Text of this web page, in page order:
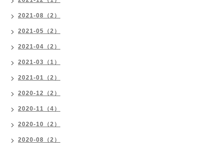
2021-08（2）
2021-05（2）
2021-04（2）
2021-03（1）
2021-01（2）
2020-12（2）
2020-11（4）
2020-10（2）
2020-08（2）